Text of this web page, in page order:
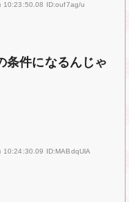
10:23:50.08 ID:ouf7ag/u
条件になるんじゃ
10:24:30.09 ID:MABdqUlA